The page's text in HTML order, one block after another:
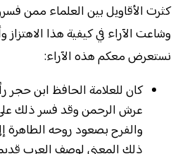
كثرت الأقاويل بين العلماء ممن
وشاعت الآراء في كيفية هذا الاهتزاز
نستعرض معكم هذه الآراء:
كان للعلامة الحافظ ابن
عرش الرحمن وقد فسر ذلك
والفرح بصعود روحه الطاهرة